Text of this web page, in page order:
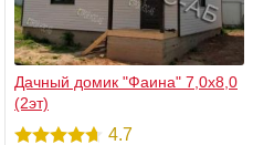
Дачный домик "Фаина" 7,0х8,0
(2эт)
4.7